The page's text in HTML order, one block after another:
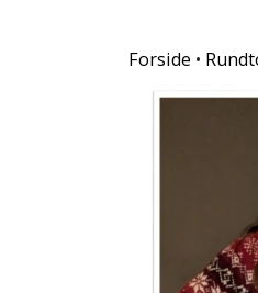
Forside